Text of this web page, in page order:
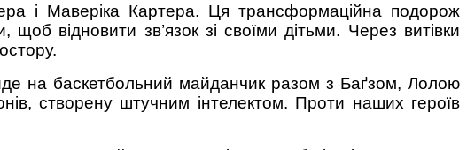
і Маверіка Картера. Ця трансформаційна подорож
відновити зв’язок зі своїми дітьми. Через витівки
на баскетбольний майданчик разом з Баґзом, Лолою
створену штучним інтелектом. Проти наших героїв